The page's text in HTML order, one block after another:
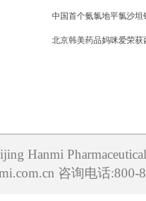
中国首个氨氯地平氯沙
北京韩美药品妈咪爱荣获
Hanmi
咨询电话